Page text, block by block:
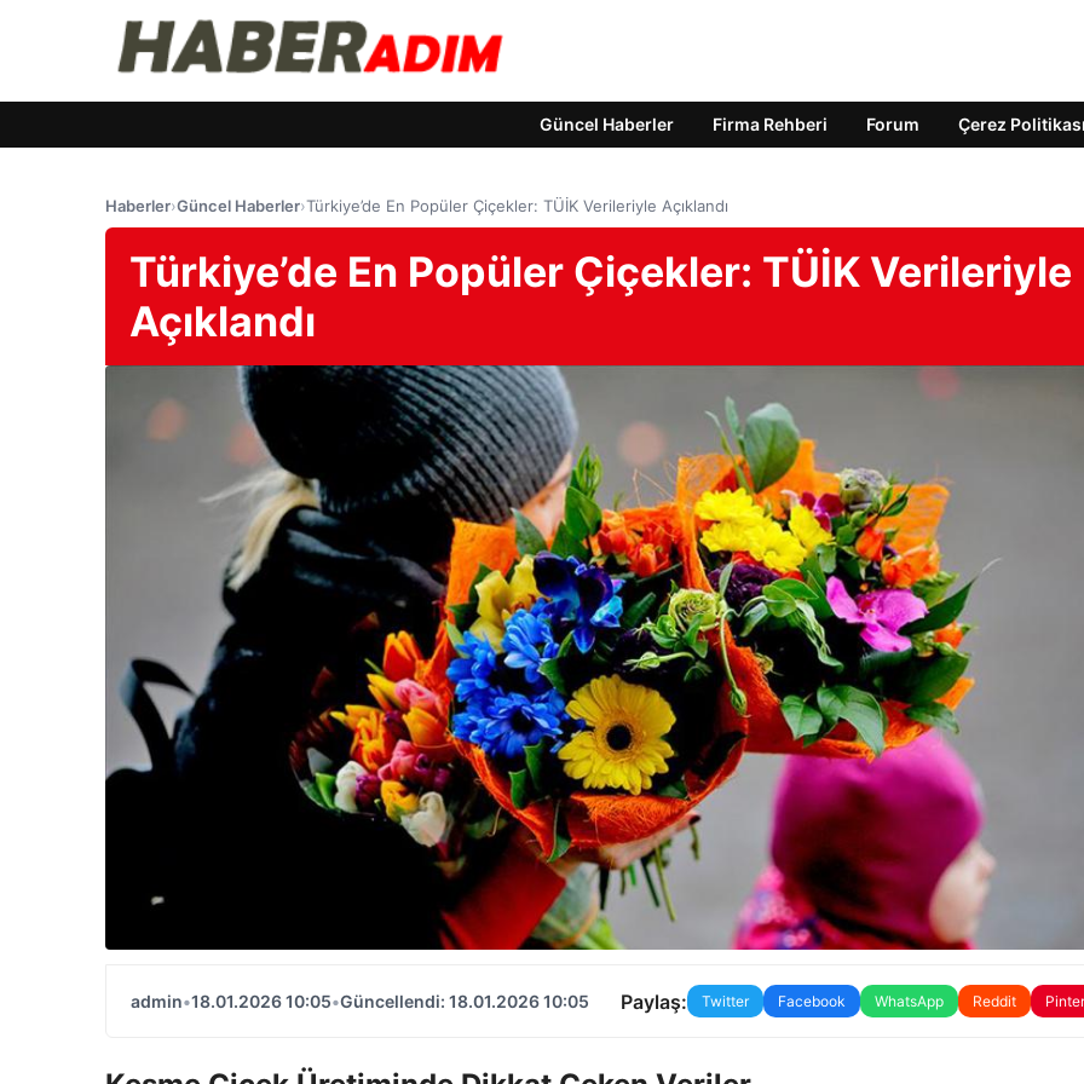
Güncel Haberler Firma Rehberi Forum Çerez Politikası
Haberler›Güncel Haberler›Türkiye’de En Popüler Çiçekler: TÜİK Verileriyle Açıklandı
Türkiye’de En Popüler Çiçekler: TÜİK Verileriyle
Açıklandı
admin•18.01.2026 10:05•Güncellendi: 18.01.2026 10:05 Paylaş: Twitter Facebook WhatsApp Reddit